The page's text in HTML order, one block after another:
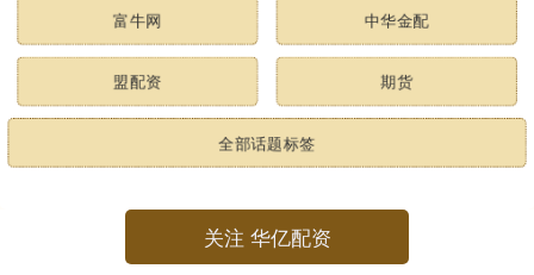
富牛网 中华金配
盟配资 期货
全部话题标签
关注 华亿配资